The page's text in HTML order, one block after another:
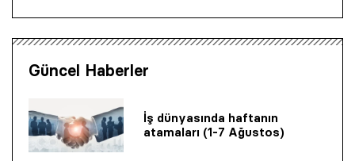
Güncel Haberler
İş dünyasında haftanın
atamaları (1-7 Ağustos)